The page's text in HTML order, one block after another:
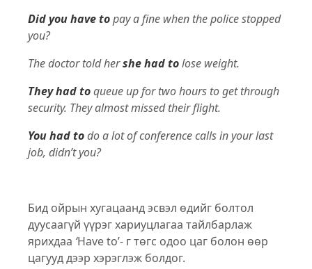
Did you have topay a fine when the police stopped
you?
The doctor told hershe had tolose weight.
They had toqueue up for two hours to get through
security. They almost missed their flight.
You had todo a lot of conference calls in your last
job, didn’t you?
Бид ойрын хугацаанд эсвэл өдийг болтол
дуусаагүй үүрэг хариуцлагаа тайлбарлаж
ярихдаа ‘Have to’- г төгс одоо цаг болон өөр
цагууд дээр хэрэглэж болдог.